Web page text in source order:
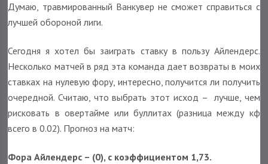
Думаю, травмированный Ванкувер не сможет справиться с
лучшей обороной лиги.
Сегодня я хотел бы заиграть ставку в пользу Айлендерс.
Несколько матчей в ряд эта команда дает возвраты в моих
ставках на нулевую фору, интересно, получится ли получить
очередной. Считаю, что выбрать этот исход – лучше, чем
рисковать в овертайме или буллитах (разница между кф
всего в 0.02). Прогноз на матч:
Фора Айлендерс – (0), с коэффициентом 1,73.